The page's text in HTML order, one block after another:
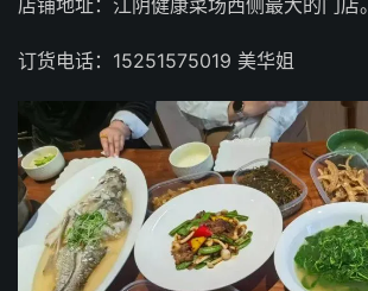
店铺地址：江阴健康菜场西侧最大的门店。
订货电话：15251575019 美华姐